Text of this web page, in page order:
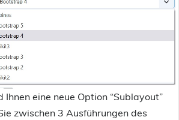
eine neue Option “Sublayout”
zwischen 3 Ausführungen des